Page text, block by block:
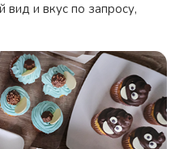
и вкус по запросу,